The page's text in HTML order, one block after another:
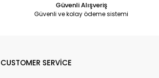
Güvenli Alışveriş
Güvenli ve kolay ödeme sistemi
CUSTOMER SERVİCE